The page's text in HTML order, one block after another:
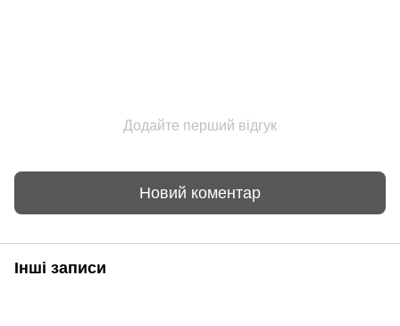
Додайте перший відгук
Новий коментар
Інші записи